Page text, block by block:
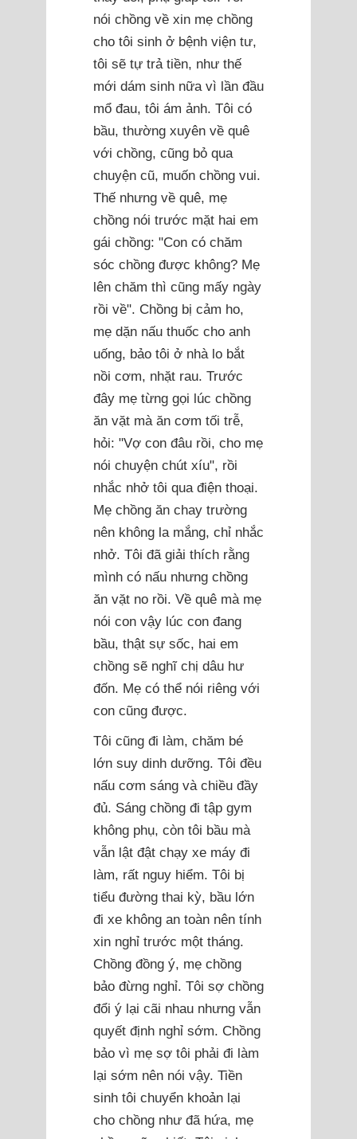
nói chồng về xin mẹ chồng
cho tôi sinh ở bệnh viện tư,
tôi sẽ tự trả tiền, như thế
mới dám sinh nữa vì lần đầu
mổ đau, tôi ám ảnh. Tôi có
bầu, thường xuyên về quê
với chồng, cũng bỏ qua
chuyện cũ, muốn chồng vui.
Thế nhưng về quê, mẹ
chồng nói trước mặt hai em
gái chồng: "Con có chăm
sóc chồng được không? Mẹ
lên chăm thì cũng mấy ngày
rồi về". Chồng bị cảm ho,
mẹ dặn nấu thuốc cho anh
uống, bảo tôi ở nhà lo bắt
nồi cơm, nhặt rau. Trước
đây mẹ từng gọi lúc chồng
ăn vặt mà ăn cơm tối trễ,
hỏi: "Vợ con đâu rồi, cho mẹ
nói chuyện chút xíu", rồi
nhắc nhở tôi qua điện thoại.
Mẹ chồng ăn chay trường
nên không la mắng, chỉ nhắc
nhở. Tôi đã giải thích rằng
mình có nấu nhưng chồng
ăn vặt no rồi. Về quê mà mẹ
nói con vậy lúc con đang
bầu, thật sự sốc, hai em
chồng sẽ nghĩ chị dâu hư
đốn. Mẹ có thể nói riêng với
con cũng được.
Tôi cũng đi làm, chăm bé
lớn suy dinh dưỡng. Tôi đều
nấu cơm sáng và chiều đầy
đủ. Sáng chồng đi tập gym
không phụ, còn tôi bầu mà
vẫn lật đật chạy xe máy đi
làm, rất nguy hiểm. Tôi bị
tiểu đường thai kỳ, bầu lớn
đi xe không an toàn nên tính
xin nghỉ trước một tháng.
Chồng đồng ý, mẹ chồng
bảo đừng nghỉ. Tôi sợ chồng
đổi ý lại cãi nhau nhưng vẫn
quyết định nghỉ sớm. Chồng
bảo vì mẹ sợ tôi phải đi làm
lại sớm nên nói vậy. Tiền
sinh tôi chuyển khoản lại
cho chồng như đã hứa, mẹ